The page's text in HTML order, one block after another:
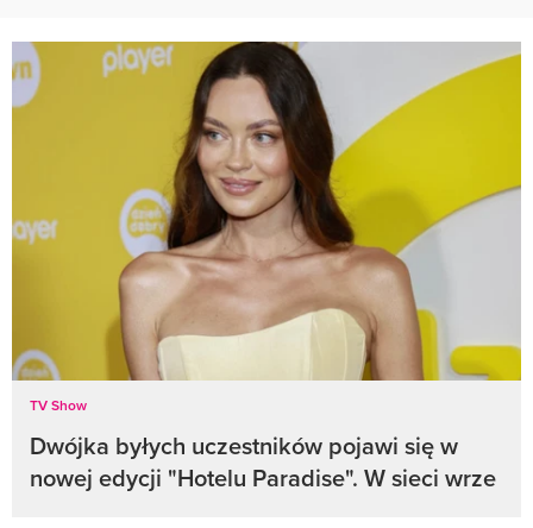
TV Show
Dwójka byłych uczestników pojawi się w
nowej edycji "Hotelu Paradise". W sieci wrze